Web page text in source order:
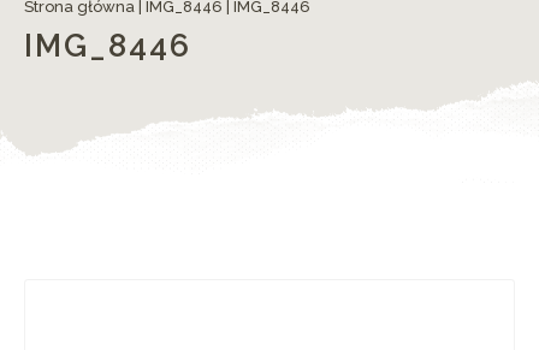
Strona główna IMG_8446 IMG_8446
IMG_8446